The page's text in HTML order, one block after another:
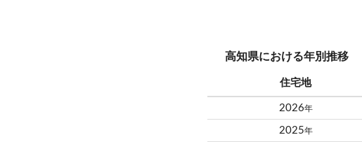
高知県における年別推移
住宅地
2026年
2025年